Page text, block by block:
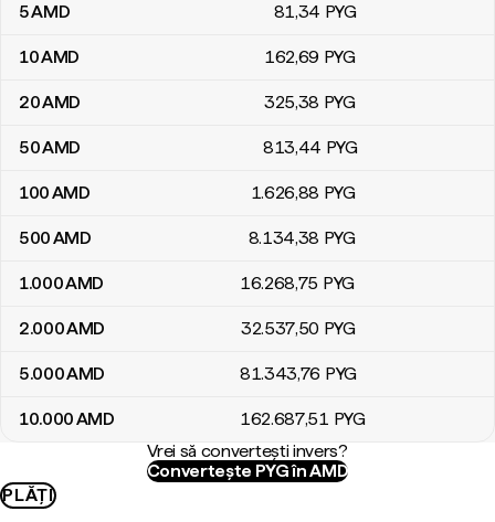
5AMD 81,34 PYG
10AMD 162,69 PYG
20AMD 325,38 PYG
50AMD 813,44 PYG
100AMD 1.626,88 PYG
500AMD 8.134,38 PYG
1.000AMD 16.268,75 PYG
2.000AMD 32.537,50 PYG
5.000AMD 81.343,76 PYG
10.000AMD 162.687,51 PYG
Vrei să convertești invers?
Convertește PYG în AMD
PLĂȚI